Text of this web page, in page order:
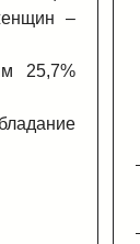
–
25,7%